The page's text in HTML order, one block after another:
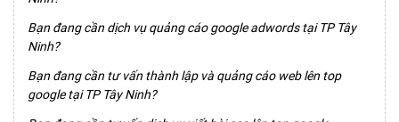
Bạn đang cần dịch vụ quảng cáo google adwords tại TP Tây
Ninh?
Bạn đang cần tư vấn thành lập và quảng cáo web lên top
google tại TP Tây Ninh?